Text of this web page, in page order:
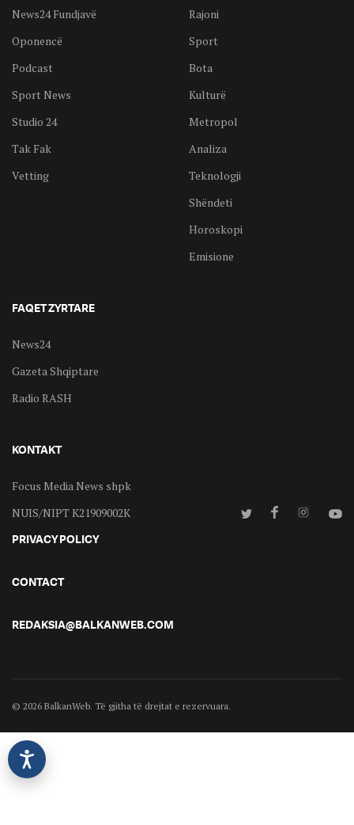
News24 Fundjavë
Oponencë
Podcast
Sport News
Studio 24
Tak Fak
Vetting
Rajoni
Sport
Bota
Kulturë
Metropol
Analiza
Teknologji
Shëndeti
Horoskopi
Emisione
FAQET ZYRTARE
News24
Gazeta Shqiptare
Radio RASH
KONTAKT
Focus Media News shpk
NUIS/NIPT K21909002K
PRIVACY POLICY
CONTACT
REDAKSIA@BALKANWEB.COM
© 2026 BalkanWeb. Të gjitha të drejtat e rezervuara.
©